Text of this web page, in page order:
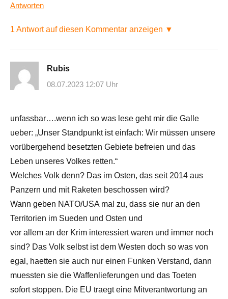
Antworten
1 Antwort auf diesen Kommentar anzeigen ▼
Rubis
08.07.2023 12:07 Uhr
unfassbar….wenn ich so was lese geht mir die Galle
ueber: „Unser Standpunkt ist einfach: Wir müssen unsere
vorübergehend besetzten Gebiete befreien und das
Leben unseres Volkes retten.“
Welches Volk denn? Das im Osten, das seit 2014 aus
Panzern und mit Raketen beschossen wird?
Wann geben NATO/USA mal zu, dass sie nur an den
Territorien im Sueden und Osten und
vor allem an der Krim interessiert waren und immer noch
sind? Das Volk selbst ist dem Westen doch so was von
egal, haetten sie auch nur einen Funken Verstand, dann
muessten sie die Waffenlieferungen und das Toeten
sofort stoppen. Die EU traegt eine Mitverantwortung an